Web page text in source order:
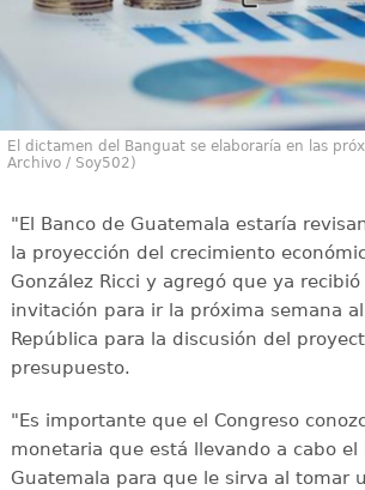
El dictamen del Banguat se elaboraría en las
Archivo / Soy502)
"El Banco de Guatemala estaría
la proyección del crecimiento
González Ricci y agregó que ya
invitación para ir la próxima semana
República para la discusión del
presupuesto.
"Es importante que el Congreso
monetaria que está llevando a cabo el
Guatemala para que le sirva al tomar